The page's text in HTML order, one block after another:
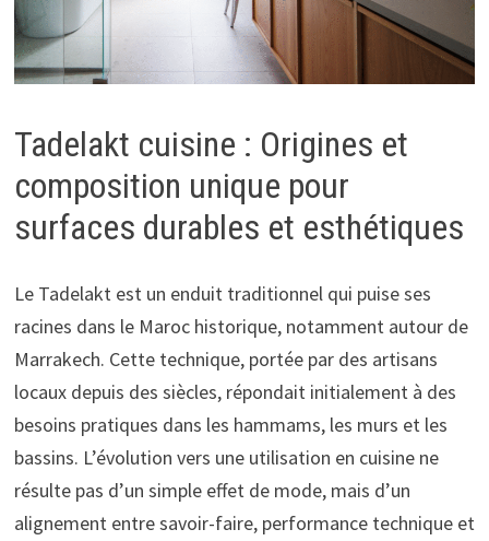
Tadelakt cuisine : Origines et
composition unique pour
surfaces durables et esthétiques
Le Tadelakt est un enduit traditionnel qui puise ses
racines dans le Maroc historique, notamment autour de
Marrakech. Cette technique, portée par des artisans
locaux depuis des siècles, répondait initialement à des
besoins pratiques dans les hammams, les murs et les
bassins. L’évolution vers une utilisation en cuisine ne
résulte pas d’un simple effet de mode, mais d’un
alignement entre savoir-faire, performance technique et